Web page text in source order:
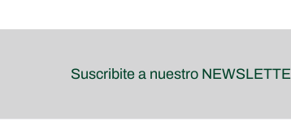
Suscribite a nuestro